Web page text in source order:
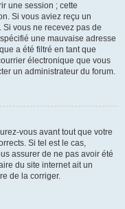
une session ; cette
Si vous aviez reçu un
vous ne recevez pas de
une mauvaise adresse
a été filtré en tant que
électronique que vous
un administrateur du forum.
vous avant tout que votre
Si tel est le cas,
assurer de ne pas avoir été
du site internet ait un
de la corriger.